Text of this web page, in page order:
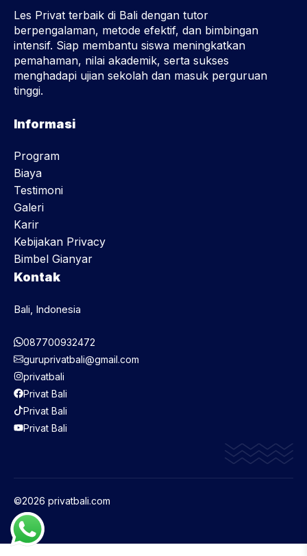
Les Privat terbaik di Bali dengan tutor
berpengalaman, metode efektif, dan bimbingan
intensif. Siap membantu siswa meningkatkan
pemahaman, nilai akademik, serta sukses
menghadapi ujian sekolah dan masuk perguruan
tinggi.
Informasi
Program
Biaya
Testimoni
Galeri
Karir
Kebijakan Privacy
Bimbel Gianyar
Kontak
Bali, Indonesia
087700932472
guruprivatbali@gmail.com
privatbali
Privat Bali
Privat Bali
Privat Bali
©2026 privatbali.com